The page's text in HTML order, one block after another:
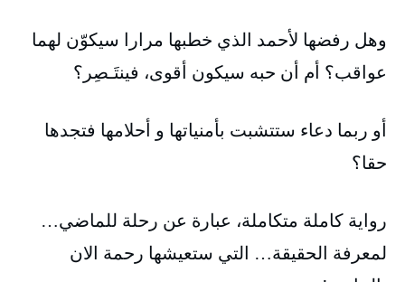
وهل رفضها لأحمد الذي خطبها مرارا سيكوّن لهما
عواقب؟ أم أن حبه سيكون أقوى، فينتَـصِر؟
أو ربما دعاء ستتشبت بأمنياتها و أحلامها فتجدها
حقا؟
رواية كاملة متكاملة، عبارة عن رحلة للماضي…
لمعرفة الحقيقة… التي ستعيشها رحمة الان